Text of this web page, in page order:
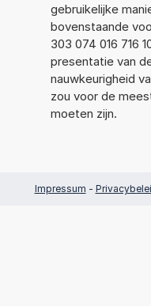
gebruikelijke
bovenstaande
303 074 016 716
presentatie van
nauwkeurigheid
zou voor de
moeten zijn.
Impressum -